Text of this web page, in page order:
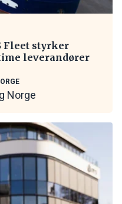
Fleet styrker
leverandører
Norge